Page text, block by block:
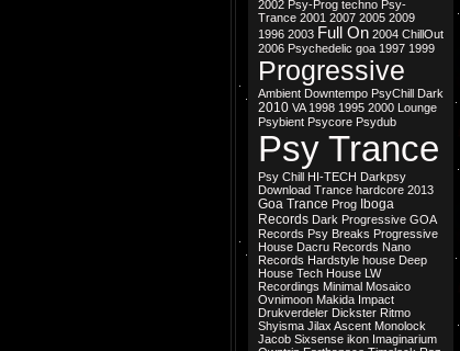
2002 Psy-Prog techno Psy-
Trance 2001 2007 2005 2009
1996 2003 Full On 2004 ChillOut
2006 Psychedelic goa 1997 1999
Progressive
Ambient Downtempo PsyChill Dark
2010 VA 1998 1995 2000 Lounge
Psybient Psycore Psydub
Psy Trance
Psy Chill HI-TECH Darkpsy
Download Trance hardcore 2013
Goa Trance Prog Iboga
Records Dark Progressive GOA
Records Psy Breaks Progressive
House Dacru Records Nano
Records Hardstyle house Deep
House Tech House LW
Recordings Minimal Mosaico
Ovnimoon Makida Impact
Drukverdeler Dickster Ritmo
Shyisma Jilax Ascent Monolock
Jacob Sixsense ikon Imaginarium